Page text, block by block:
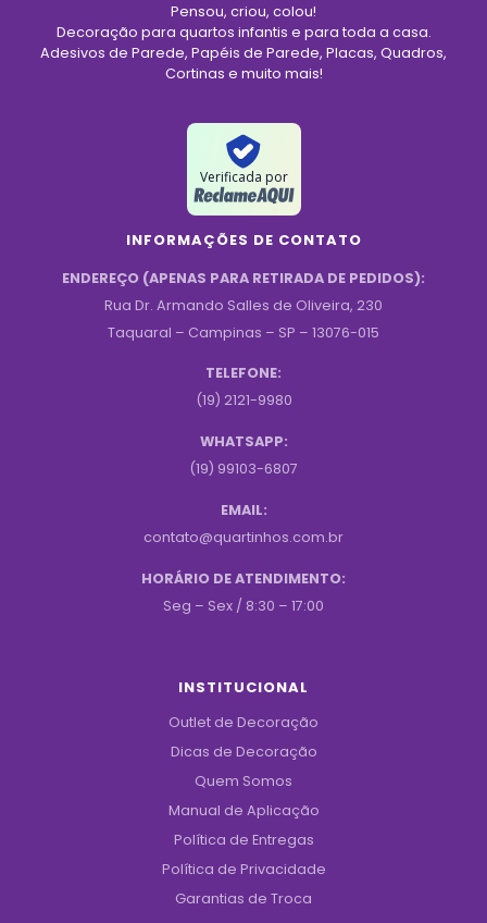
Pensou, criou, colou!
Decoração para quartos infantis e para toda a casa.
Adesivos de Parede, Papéis de Parede, Placas, Quadros,
Cortinas e muito mais!
Verificada por
INFORMAÇÕES DE CONTATO
ENDEREÇO (APENAS PARA RETIRADA DE PEDIDOS):
Rua Dr. Armando Salles de Oliveira, 230
Taquaral – Campinas – SP – 13076-015
TELEFONE:
(19) 2121-9980
WHATSAPP:
(19) 99103-6807
EMAIL:
contato@quartinhos.com.br
HORÁRIO DE ATENDIMENTO:
Seg – Sex / 8:30 – 17:00
INSTITUCIONAL
Outlet de Decoração
Dicas de Decoração
Quem Somos
Manual de Aplicação
Política de Entregas
Política de Privacidade
Garantias de Troca